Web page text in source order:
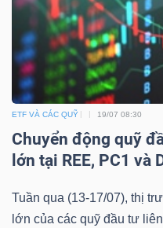
ETF VÀ CÁC QUỸ 19/07 08:30
Chuyển động quỹ
lớn tại REE, PC1 và
Tuần qua (13-17/07), thị
lớn của các quỹ đầu tư